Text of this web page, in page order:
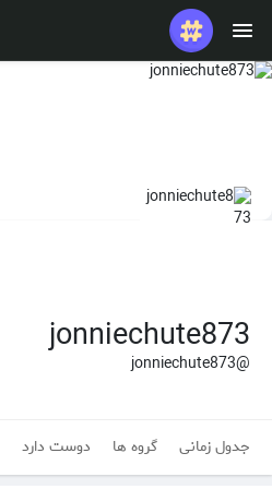
jonniechute873
@jonniechute873
جدول زمانی گروه ها دوست دارد